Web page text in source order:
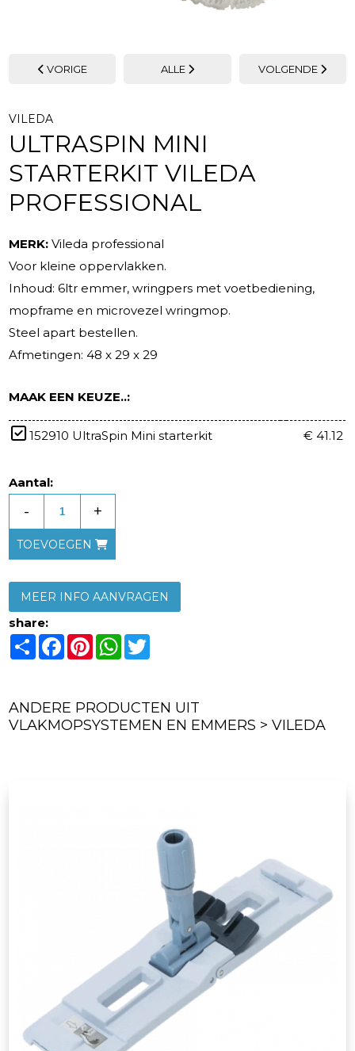
VORIGE ALLE VOLGENDE
VILEDA
ULTRASPIN MINI
STARTERKIT VILEDA
PROFESSIONAL
MERK: Vileda professional
Voor kleine oppervlakken.
Inhoud: 6ltr emmer, wringpers met voetbediening,
mopframe en microvezel wringmop.
Steel apart bestellen.
Afmetingen: 48 x 29 x 29
MAAK EEN KEUZE..:
152910 UltraSpin Mini starterkit € 41.12
Aantal:
- +
TOEVOEGEN
MEER INFO AANVRAGEN
share:
ShareFacebook
PinterestWhatsApp
ANDERE PRODUCTEN UIT
VLAKMOPSYSTEMEN EN EMMERS > VILEDA